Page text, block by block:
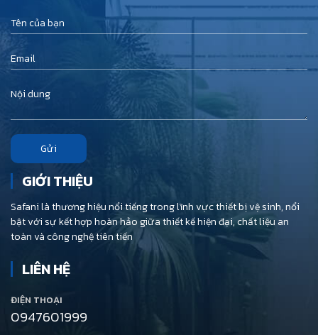
Gửi
GIỚI THIỆU
Safani là thương hiệu nổi tiếng trong lĩnh vực thiết bị vệ sinh, nổi
bật với sự kết hợp hoàn hảo giữa thiết kế hiện đại, chất liệu an
toàn và công nghệ tiên tiến
LIÊN HỆ
ĐIỆN THOẠI
0947601999